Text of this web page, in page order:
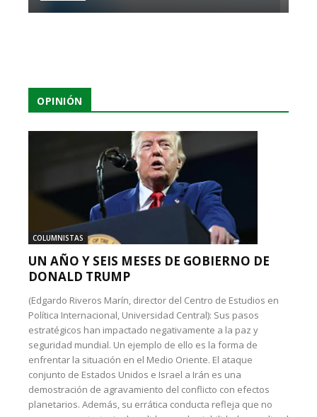
OPINIÓN
COLUMNISTAS
UN AÑO Y SEIS MESES DE GOBIERNO DE
DONALD TRUMP
(Edgardo Riveros Marín, director del Centro de Estudios en
Política Internacional, Universidad Central): Sus pasos
estratégicos han impactado negativamente a la paz y
seguridad mundial. Un ejemplo de ello es la forma de
enfrentar la situación en el Medio Oriente. El ataque
conjunto de Estados Unidos e Israel a Irán es una
demostración de agravamiento del conflicto con efectos
planetarios. Además, su errática conducta refleja que no